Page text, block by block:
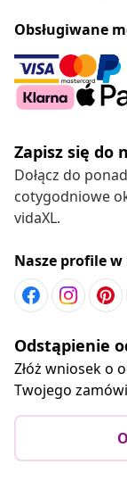
Obsługiwane
Zapisz się do
Dołącz do
cotygodniowe
vidaXL.
Nasze profile w
Odstąpienie
Złóż wniosek o
Twojego